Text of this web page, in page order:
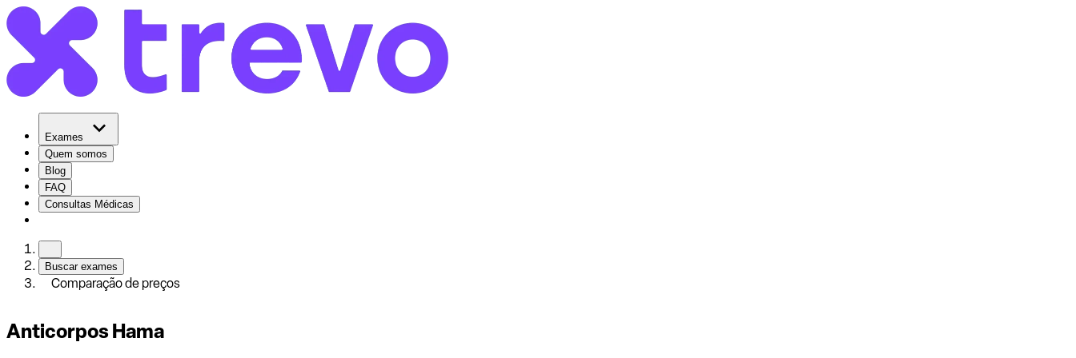
Exames
Quem somos
Blog
FAQ
Consultas Médicas
Buscar exames
Comparação de preços
Anticorpos Hama